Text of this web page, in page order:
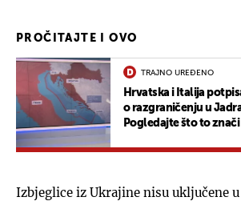
PROČITAJTE I OVO
TRAJNO UREĐENO
Hrvatska i Italija
o razgraničenju u
Pogledajte što to znači
Izbjeglice iz Ukrajine nisu uključene